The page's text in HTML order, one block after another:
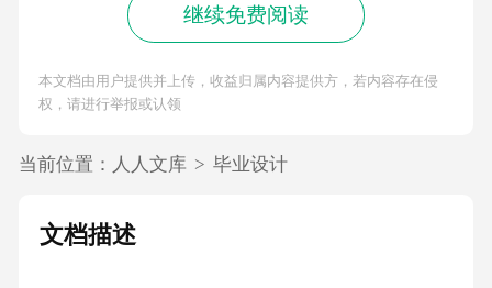
继续免费阅读
本文档由用户提供并上传，收益归属内容提供方，若内容存在侵
权，请进行举报或认领
当前位置： 人人文库 > 毕业设计
文档描述